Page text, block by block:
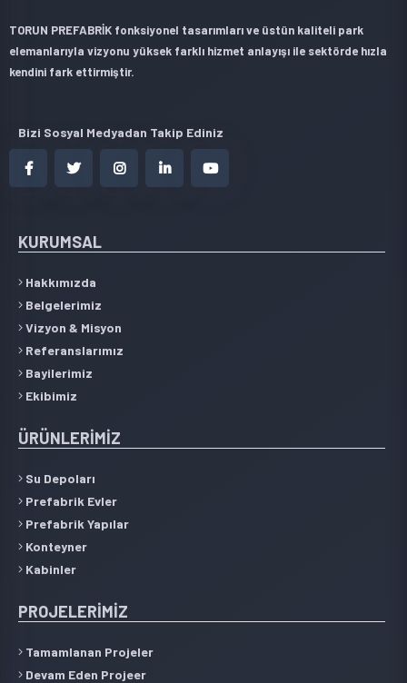
TORUN PREFABRİK fonksiyonel tasarımları ve üstün kaliteli park
elemanlarıyla vizyonu yüksek farklı hizmet anlayışı ile sektörde hızla
kendini fark ettirmiştir.
Bizi Sosyal Medyadan Takip Ediniz
KURUMSAL
Hakkımızda
Belgelerimiz
Vizyon & Misyon
Referanslarımız
Bayilerimiz
Ekibimiz
ÜRÜNLERİMİZ
Su Depoları
Prefabrik Evler
Prefabrik Yapılar
Konteyner
Kabinler
PROJELERİMİZ
Tamamlanan Projeler
Devam Eden Projeer